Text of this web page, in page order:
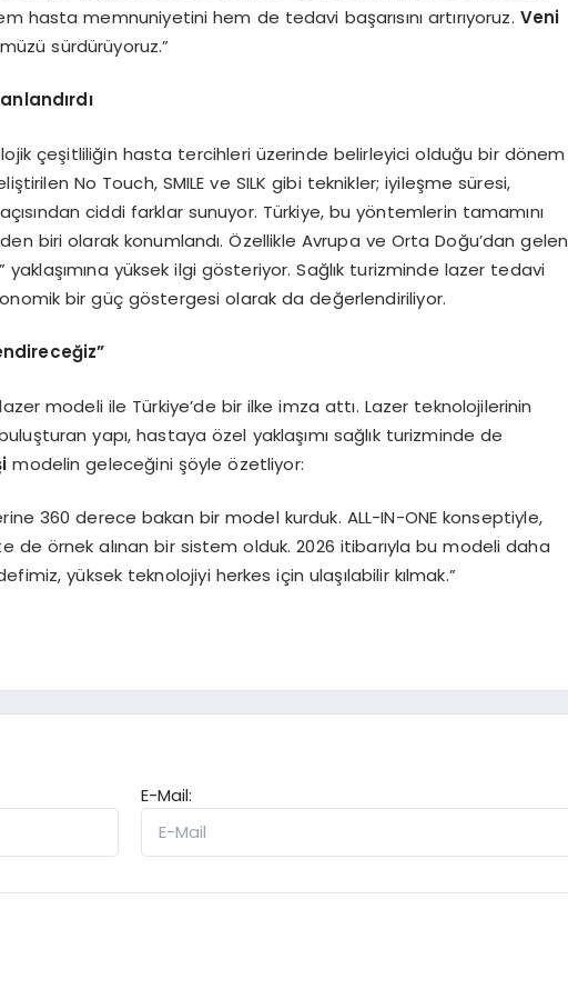
hasta memnuniyetini hem de tedavi başarısını artırıyoruz. Veni
sürdürüyoruz.”
çeşitliliğin hasta tercihleri üzerinde belirleyici olduğu bir dönem
No Touch, SMILE ve SILK gibi teknikler; iyileşme süresi,
ciddi farklar sunuyor. Türkiye, bu yöntemlerin tamamını
biri olarak konumlandı. Özellikle Avrupa ve Orta Doğu’dan gelen
yüksek ilgi gösteriyor. Sağlık turizminde lazer tedavi
bir güç göstergesi olarak da değerlendiriliyor.
modeli ile Türkiye’de bir ilke imza attı. Lazer teknolojilerinin
yapı, hastaya özel yaklaşımı sağlık turizminde de
modelin geleceğini şöyle özetliyor:
360 derece bakan bir model kurduk. ALL-IN-ONE konseptiyle,
de örnek alınan bir sistem olduk. 2026 itibarıyla bu modeli daha
yüksek teknolojiyi herkes için ulaşılabilir kılmak.”
E-Mail: